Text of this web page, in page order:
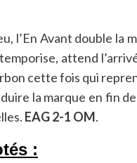
l’En Avant double
temporise, attend
cette fois qui
la marque en fin
EAG 2-1 OM.
: